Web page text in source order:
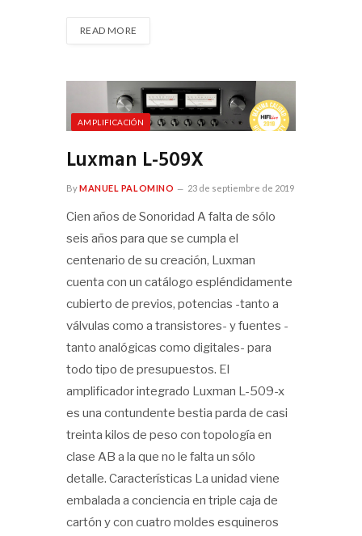
READ MORE
AMPLIFICACIÓN
Luxman L-509X
ByMANUEL PALOMINO 23 de septiembre de 2019
Cien años de Sonoridad A falta de sólo
seis años para que se cumpla el
centenario de su creación, Luxman
cuenta con un catálogo espléndidamente
cubierto de previos, potencias -tanto a
válvulas como a transistores- y fuentes -
tanto analógicas como digitales- para
todo tipo de presupuestos. El
amplificador integrado Luxman L-509-x
es una contundente bestia parda de casi
treinta kilos de peso con topología en
clase AB a la que no le falta un sólo
detalle. Características La unidad viene
embalada a conciencia en triple caja de
cartón y con cuatro moldes esquineros